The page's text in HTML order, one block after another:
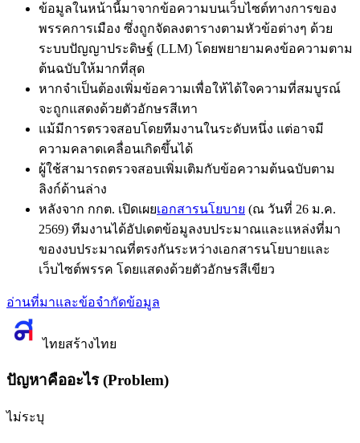
ข้อมูลในหน้านี้มาจากข้อความบนเว็บไซต์ทางการของ
พรรคการเมือง ซึ่งถูกจัดลงตารางตามหัวข้อต่างๆ ด้วย
ระบบปัญญาประดิษฐ์ (LLM) โดยพยายามคงข้อความตาม
ต้นฉบับให้มากที่สุด
หากจำเป็นต้องเพิ่มข้อความเพื่อให้ได้ใจความที่สมบูรณ์
จะถูกแสดงด้วยตัวอักษรสีเทา
แม้มีการตรวจสอบโดยทีมงานในระดับหนึ่ง แต่อาจมี
ความคลาดเคลื่อนเกิดขึ้นได้
ผู้ใช้สามารถตรวจสอบเพิ่มเติมกับข้อความต้นฉบับตาม
ลิงก์ด้านล่าง
หลังจาก กกต. เปิดเผยเอกสารนโยบาย (ณ วันที่ 26 ม.ค.
2569) ทีมงานได้อัปเดตข้อมูลงบประมาณและแหล่งที่มา
ของงบประมาณที่ตรงกันระหว่างเอกสารนโยบายและ
เว็บไซต์พรรค โดยแสดงด้วยตัวอักษรสีเขียว
อ่านที่มาและข้อจำกัดข้อมูล
ไทยสร้างไทย
ปัญหาคืออะไร (Problem)
ไม่ระบุ